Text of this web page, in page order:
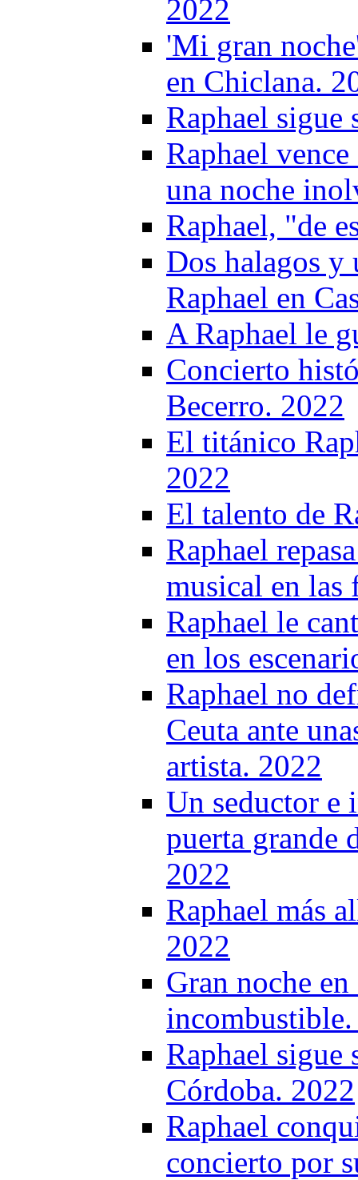
2022
'Mi gran
en Chiclana.
Raphael sigue
Raphael
una noche
Raphael, "de
Dos halagos y
Raphael en
A Raphael le
Concierto
Becerro. 2022
El titánico
2022
El talento de
Raphael
musical en las
Raphael le
en los
Raphael no
Ceuta ante
artista. 2022
Un seductor e
puerta grande
2022
Raphael más
2022
Gran noche
Raphael sigue
Córdoba. 2022
Raphael
concierto por